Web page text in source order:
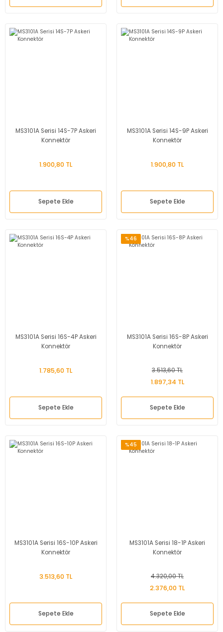
MS3101A Serisi 14S-7P Askeri
Konnektör
1.900,80 TL
Sepete Ekle
MS3101A Serisi 14S-9P Askeri
Konnektör
1.900,80 TL
Sepete Ekle
MS3101A Serisi 16S-4P Askeri
Konnektör
1.785,60 TL
Sepete Ekle
%46
MS3101A Serisi 16S-8P Askeri
Konnektör
3.513,60 TL
1.897,34 TL
Sepete Ekle
MS3101A Serisi 16S-10P Askeri
Konnektör
3.513,60 TL
Sepete Ekle
%45
MS3101A Serisi 18-1P Askeri
Konnektör
4.320,00 TL
2.376,00 TL
Sepete Ekle